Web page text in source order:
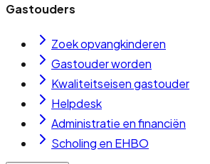
Gastouders
Zoek opvangkinderen
Gastouder worden
Kwaliteitseisen gastouder
Helpdesk
Administratie en financiën
Scholing en EHBO